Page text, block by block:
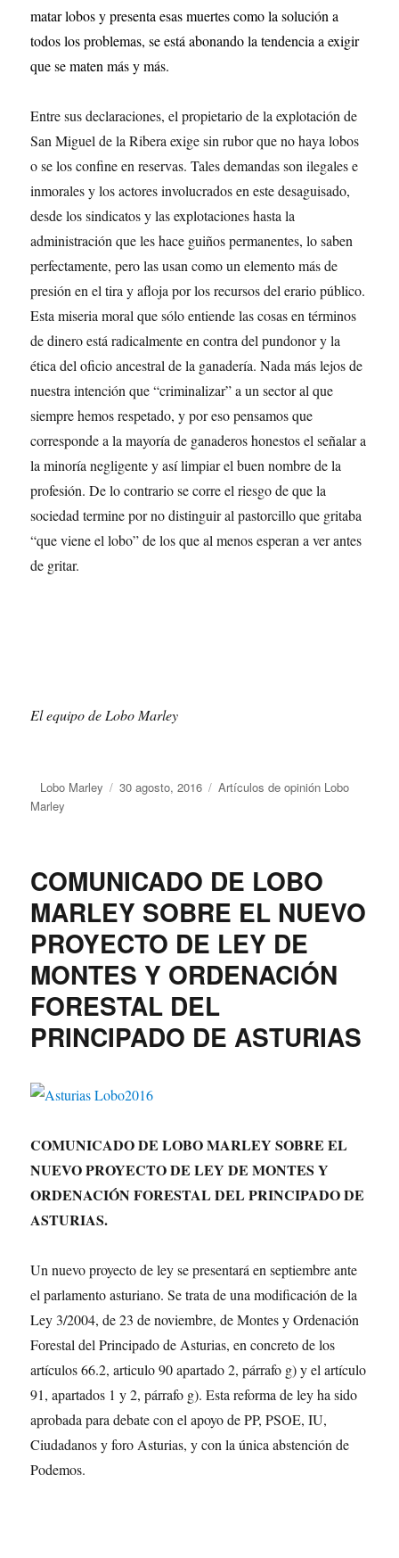
matar lobos y presenta esas muertes como la solución a
todos los problemas, se está abonando la tendencia a exigir
que se maten más y más.
Entre sus declaraciones, el propietario de la explotación de
San Miguel de la Ribera exige sin rubor que no haya lobos
o se los confine en reservas. Tales demandas son ilegales e
inmorales y los actores involucrados en este desaguisado,
desde los sindicatos y las explotaciones hasta la
administración que les hace guiños permanentes, lo saben
perfectamente, pero las usan como un elemento más de
presión en el tira y afloja por los recursos del erario público.
Esta miseria moral que sólo entiende las cosas en términos
de dinero está radicalmente en contra del pundonor y la
ética del oficio ancestral de la ganadería. Nada más lejos de
nuestra intención que “criminalizar” a un sector al que
siempre hemos respetado, y por eso pensamos que
corresponde a la mayoría de ganaderos honestos el señalar a
la minoría negligente y así limpiar el buen nombre de la
profesión. De lo contrario se corre el riesgo de que la
sociedad termine por no distinguir al pastorcillo que gritaba
“que viene el lobo” de los que al menos esperan a ver antes
de gritar.
El equipo de Lobo Marley
Autor
Lobo Marley
Publicado
30 agosto, 2016 Categorías
Artículos de opinión Lobo
Marley
COMUNICADO DE LOBO
MARLEY SOBRE EL NUEVO
PROYECTO DE LEY DE
MONTES Y ORDENACIÓN
FORESTAL DEL
PRINCIPADO DE ASTURIAS
COMUNICADO DE LOBO MARLEY SOBRE EL
NUEVO PROYECTO DE LEY DE MONTES Y
ORDENACIÓN FORESTAL DEL PRINCIPADO DE
ASTURIAS.
Un nuevo proyecto de ley se presentará en septiembre ante
el parlamento asturiano. Se trata de una modificación de la
Ley 3/2004, de 23 de noviembre, de Montes y Ordenación
Forestal del Principado de Asturias, en concreto de los
artículos 66.2, articulo 90 apartado 2, párrafo g) y el artículo
91, apartados 1 y 2, párrafo g). Esta reforma de ley ha sido
aprobada para debate con el apoyo de PP, PSOE, IU,
Ciudadanos y foro Asturias, y con la única abstención de
Podemos.